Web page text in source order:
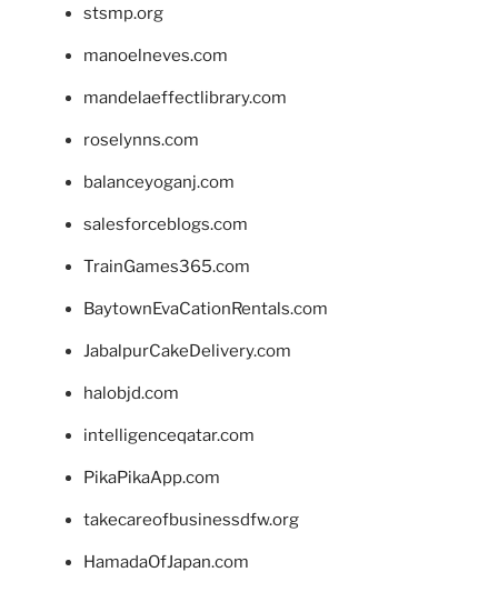
stsmp.org
manoelneves.com
mandelaeffectlibrary.com
roselynns.com
balanceyoganj.com
salesforceblogs.com
TrainGames365.com
BaytownEvaCationRentals.com
JabalpurCakeDelivery.com
halobjd.com
intelligenceqatar.com
PikaPikaApp.com
takecareofbusinessdfw.org
HamadaOfJapan.com